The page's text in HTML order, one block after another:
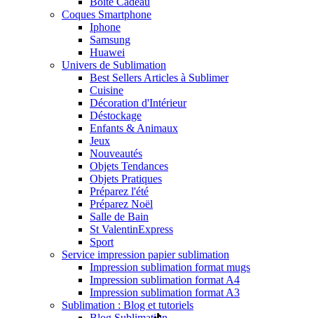
Coques Smartphone
Iphone
Samsung
Huawei
Univers de Sublimation
Best Sellers Articles à Sublimer
Cuisine
Décoration d'Intérieur
Déstockage
Enfants & Animaux
Jeux
Nouveautés
Objets Tendances
Objets Pratiques
Préparez l'été
Préparez Noël
Salle de Bain
St ValentinExpress
Sport
Service impression papier sublimation
Impression sublimation format mugs
Impression sublimation format A4
Impression sublimation format A3
Sublimation : Blog et tutoriels